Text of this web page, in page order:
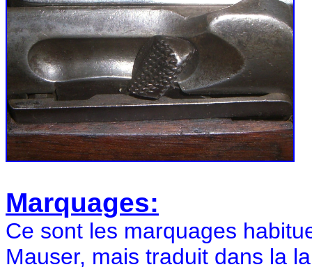
Marquages:
Ce sont les marquages
Mauser, mais traduit dans la